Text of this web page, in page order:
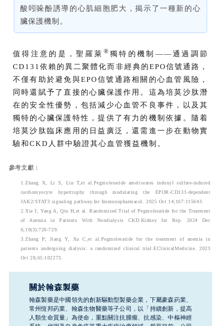
酸吲哚酚誘導的心肌細胞肥大，揭示了一種新的心
臟保護機制。
值得注意的是，聖羅萊 ® 獨特的機制——通過調節
CD131依賴的異二聚體化而非經典的EPO信號通路，
不僅有助於避免與EPO信號通路相關的心血管風險，
同時還賦予了直接的心臟保護作用。這為培莫沙肽潛
在的安全性優勢，包括減少心血管不良事件，以及其
獨特的心臟保護特性，提供了有力的機制依據。隨着
培莫沙肽臨床應用的日益廣泛，還需進一步在動物實
驗和CKD人群中驗證其心血管獲益機制。
參考文獻：
1.Zhang X, Li S, Lin T,et al.Pegmolesatide ameliorates indoxyl sulfate-induced
cardiomyocyte hypertrophy through modulating the EPOR-CD131-dependent
JAK2/STAT3 signaling pathway.Int Immunopharmacol. 2025 Oct 14;167:115643.
2.Xie J, Yang A, Qiu H,et al. Randomized Trial of Pegmolesatide for the Treatment
of Anemia in Patients With Nondialysis CKD.Kidney Int Rep. 2024 Dec
6;10(3):720-729.
3.Zhang P, Jiang Y, Xu C,et al.Pegmolesatide for the treatment of anemia in
patients undergoing dialysis: a randomized clinical trial.EClinicalMedicine. 2023
Oct 28;65:102273.
關於翰森製藥
翰森製藥是中國領先的創新驅動型製藥企業，下屬豪森葯業、
常州恆邦葯業、翰森生物醫藥等子公司，以「持續創新，提高
人類生命質量」為使命，重點關注抗腫瘤、抗感染、中樞神經